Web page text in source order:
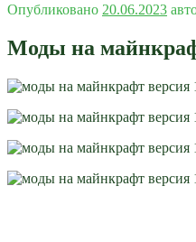
Опубликовано 20.06.2023
Моды на